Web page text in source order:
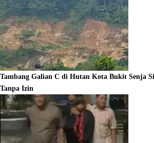
Tambang Galian C di Hutan Kota Bukit Senja
Tanpa Izin